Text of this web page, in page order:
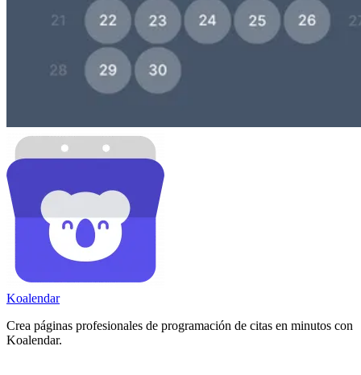
Koalendar
Crea páginas profesionales de programación de citas en minutos con
Koalendar.